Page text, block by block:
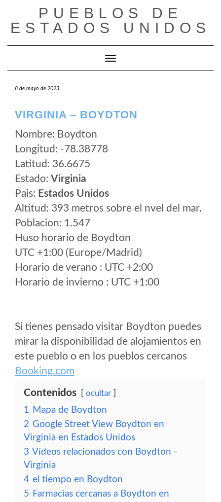
contenido
PUEBLOS DE
ESTADOS UNIDOS
Cambiar modo de navegación
8 de mayo de 2023
VIRGINIA – BOYDTON
Nombre: Boydton
Longitud: -78.38778
Latitud: 36.6675
Estado: Virginia
Pais: Estados Unidos
Altitud: 393 metros sobre el nvel del mar.
Poblacion: 1.547
Huso horario de Boydton
UTC +1:00 (Europe/Madrid)
Horario de verano : UTC +2:00
Horario de invierno : UTC +1:00
Si tienes pensado visitar Boydton puedes
mirar la disponibilidad de alojamientos en
este pueblo o en los pueblos cercanos
Booking.com
Contenidos ocultar
1 Mapa de Boydton
2 Google Street View Boydton en
Virginia en Estados Unidos
3 Vídeos relacionados con Boydton -
Virginia
4 el tiempo en Boydton
5 Farmacias cercanas a Boydton en